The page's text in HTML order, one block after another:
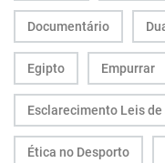
Documentário
Egipto Empurrar
Esclarecimento Leis
Ética no Desporto